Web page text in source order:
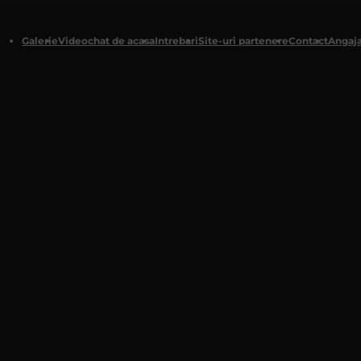
GalerieVideochat de acasaIntrebariSite-uri partenereContact